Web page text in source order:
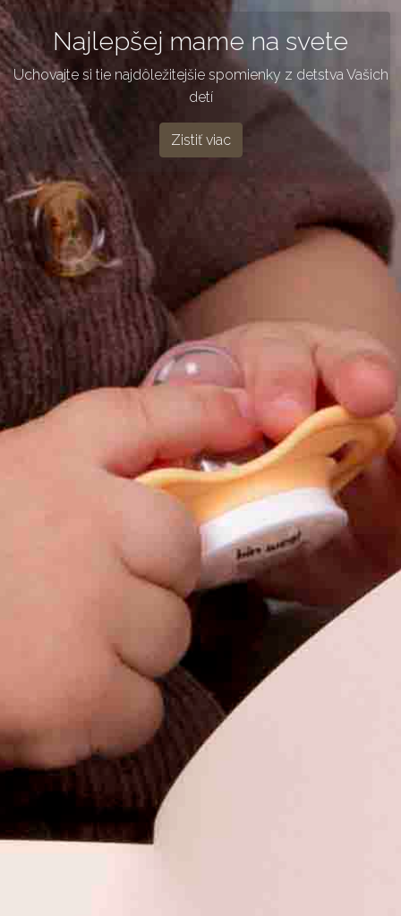
Najlepšej mame na svete
Uchovajte si tie najdôležitejšie spomienky z detstva Vašich
detí
Zistiť viac